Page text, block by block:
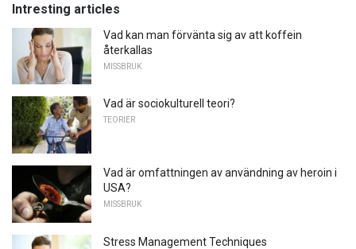
Intresting articles
Vad kan man förvänta sig av att koffein
återkallas
MISSBRUK
Vad är sociokulturell teori?
TEORIER
Vad är omfattningen av användning av heroin i
USA?
MISSBRUK
Stress Management Techniques